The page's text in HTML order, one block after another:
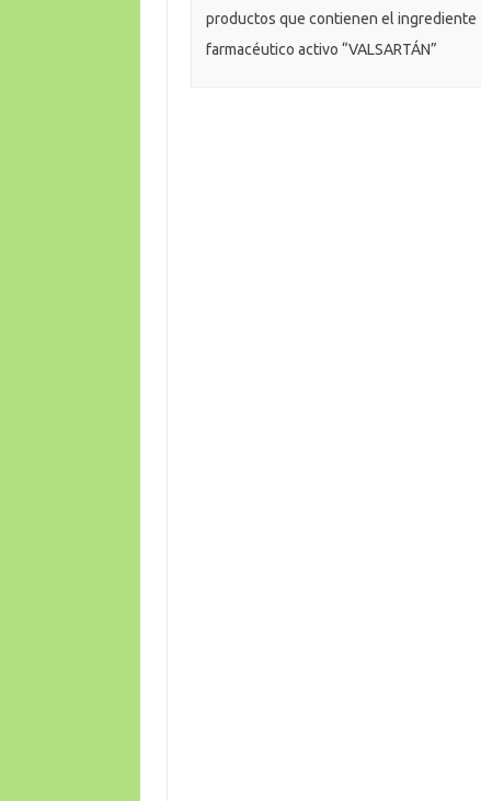
productos que contienen el ingrediente
farmacéutico activo “VALSARTÁN”